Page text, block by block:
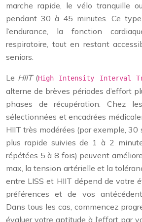
marche rapide, le vélo tranquille
pendant 30 à 45 minutes. Ce
l’endurance, la fonction
respiratoire, tout en restant
seniors.
Le HIIT(High Intensity Interval
alterne de brèves périodes d’effort
phases de récupération. Chez
sélectionnées et encadrées
HIIT très modérées (par exemple, 30
plus rapide suivies de 1 à 2
répétées 5 à 8 fois) peuvent
max, la tension artérielle et la
entre LISS et HIIT dépend de votre
préférences et de vos
Dans tous les cas, commencez
évaluer votre aptitude à l’effort par